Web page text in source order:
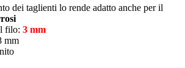
dei taglienti lo rende adatto anche per il
filo: 3 mm
mm